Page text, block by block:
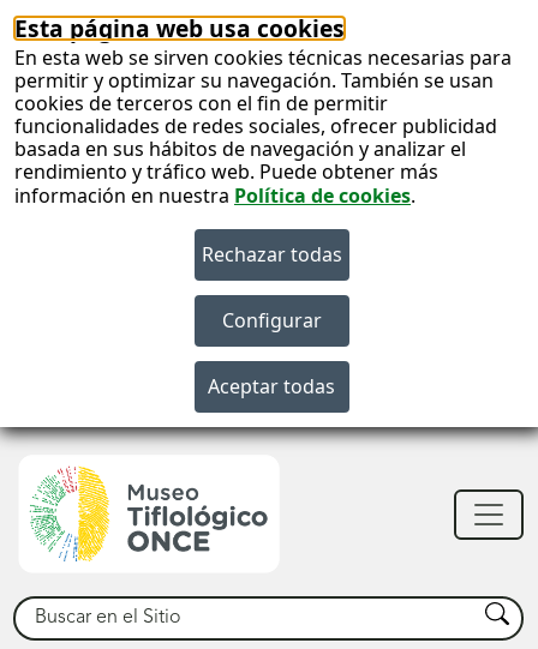
Esta página web usa cookies
En esta web se sirven cookies técnicas necesarias para
permitir y optimizar su navegación. También se usan
cookies de terceros con el fin de permitir
funcionalidades de redes sociales, ofrecer publicidad
basada en sus hábitos de navegación y analizar el
rendimiento y tráfico web. Puede obtener más
información en nuestra Política de cookies.
Buscar Buscar